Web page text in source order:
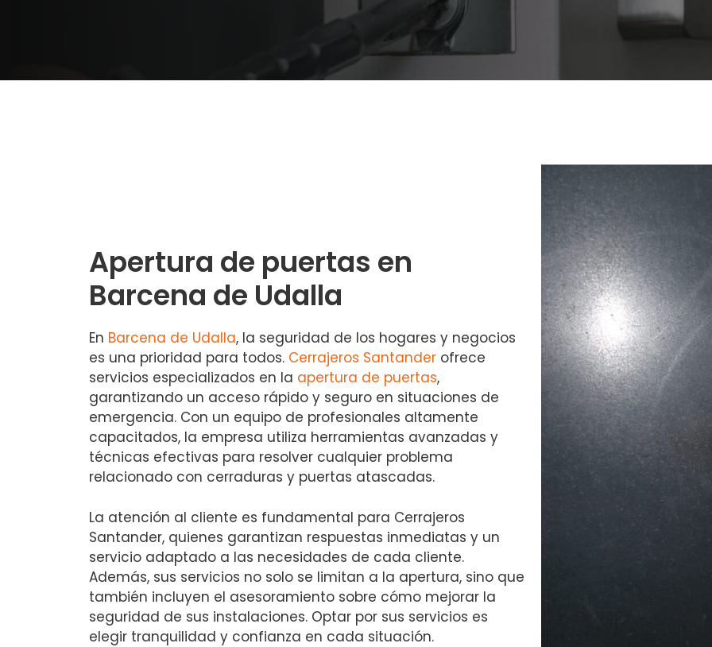
Apertura de puertas en
Barcena de Udalla
En Barcena de Udalla, la seguridad de los hogares y negocios
es una prioridad para todos. Cerrajeros Santander ofrece
servicios especializados en la apertura de puertas,
garantizando un acceso rápido y seguro en situaciones de
emergencia. Con un equipo de profesionales altamente
capacitados, la empresa utiliza herramientas avanzadas y
técnicas efectivas para resolver cualquier problema
relacionado con cerraduras y puertas atascadas.
La atención al cliente es fundamental para Cerrajeros
Santander, quienes garantizan respuestas inmediatas y un
servicio adaptado a las necesidades de cada cliente.
Además, sus servicios no solo se limitan a la apertura, sino que
también incluyen el asesoramiento sobre cómo mejorar la
seguridad de sus instalaciones. Optar por sus servicios es
elegir tranquilidad y confianza en cada situación.